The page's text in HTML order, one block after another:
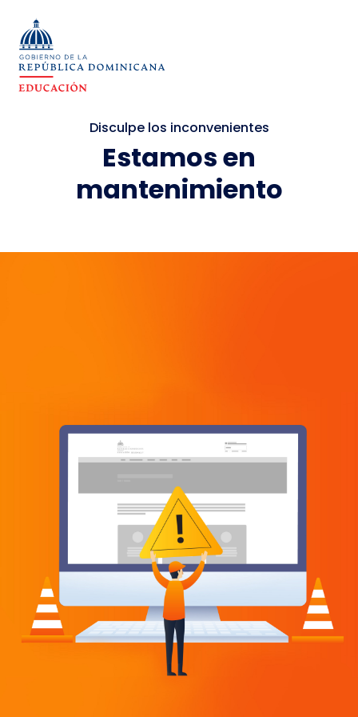
Disculpe los inconvenientes
Estamos en
mantenimiento